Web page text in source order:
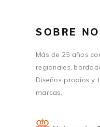
SOBRE
Más de 25 años
regionales,
Diseños propios y
marcas.